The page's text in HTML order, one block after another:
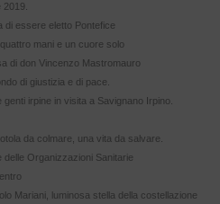
di essere eletto Pontefice
mani e un cuore solo
di don Vincenzo Mastromauro
di giustizia e di pace.
irpine in visita a Savignano Irpino.
da colmare, una vita da salvare.
delle Organizzazioni Sanitarie
Mariani, luminosa stella della costellazione